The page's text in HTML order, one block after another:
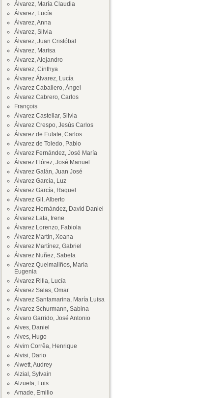
Álvarez, María Claudia
Álvarez, Lucía
Álvarez, Anna
Álvarez, Silvia
Álvarez, Juan Cristóbal
Álvarez, Marisa
Álvarez, Alejandro
Álvarez, Cinthya
Álvarez Álvarez, Lucía
Álvarez Caballero, Ángel
Álvarez Cabrero, Carlos
François
Álvarez Castellar, Silvia
Álvarez Crespo, Jesús Carlos
Álvarez de Eulate, Carlos
Álvarez de Toledo, Pablo
Álvarez Fernández, José María
Álvarez Flórez, José Manuel
Álvarez Galán, Juan José
Álvarez García, Luz
Álvarez García, Raquel
Álvarez Gil, Alberto
Álvarez Hernández, David Daniel
Álvarez Lata, Irene
Álvarez Lorenzo, Fabiola
Álvarez Martín, Xoana
Álvarez Martínez, Gabriel
Álvarez Nuñez, Sabela
Álvarez Queimaliños, María
Eugenia
Álvarez Rilla, Lucía
Álvarez Salas, Omar
Álvarez Santamarina, María Luisa
Álvarez Schurmann, Sabina
Álvaro Garrido, José Antonio
Alves, Daniel
Alves, Hugo
Alvim Corrêa, Henrique
Alvisi, Dario
Alwett, Audrey
Alzial, Sylvain
Alzueta, Luis
Amade, Emilio